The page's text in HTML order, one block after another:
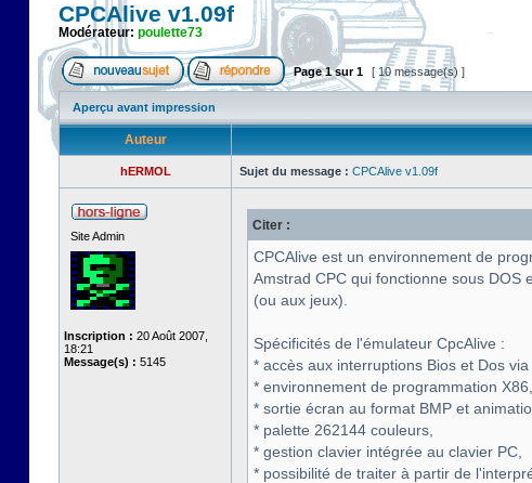
CPCAlive v1.09f
Modérateur: poulette73
Page1sur1 [ 10 message(s) ]
Aperçu avant impression
Auteur
hERMOL Sujet du message : CPCAlive v1.09f
Site Admin
Inscription : 20 Août 2007,
18:21
Message(s) : 5145
Citer :
CPCAlive est un environnement de
Amstrad CPC qui fonctionne sous
(ou aux jeux).
Spécificités de l'émulateur CpcAlive :
* accès aux interruptions Bios et Dos
* environnement de programmation X86,
* sortie écran au format BMP et
* palette 262144 couleurs,
* gestion clavier intégrée au clavier PC,
* possibilité de traiter à partir de